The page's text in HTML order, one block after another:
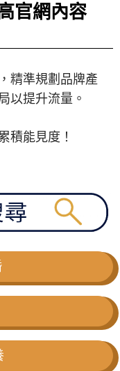
官網內容
精準規劃品牌產
以提升流量。
積能見度！